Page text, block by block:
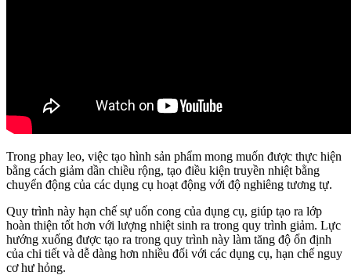
Trong phay leo, việc tạo hình sản phẩm mong muốn được thực hiện
bằng cách giảm dần chiều rộng, tạo điều kiện truyền nhiệt bằng
chuyển động của các dụng cụ hoạt động với độ nghiêng tương tự.
Quy trình này hạn chế sự uốn cong của dụng cụ, giúp tạo ra lớp
hoàn thiện tốt hơn với lượng nhiệt sinh ra trong quy trình giảm. Lực
hướng xuống được tạo ra trong quy trình này làm tăng độ ổn định
của chi tiết và dễ dàng hơn nhiều đối với các dụng cụ, hạn chế nguy
cơ hư hỏng.